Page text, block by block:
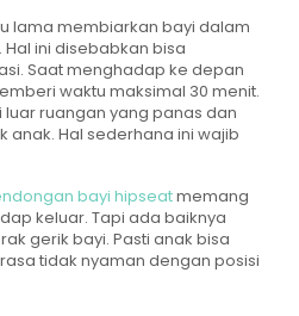
lama membiarkan bayi dalam
ini disebabkan bisa
Saat menghadap ke depan
waktu maksimal 30 menit.
ruangan yang panas dan
anak. Hal sederhana ini wajib
bayi hipseatmemang
keluar. Tapi ada baiknya
gerik bayi. Pasti anak bisa
tidak nyaman dengan posisi